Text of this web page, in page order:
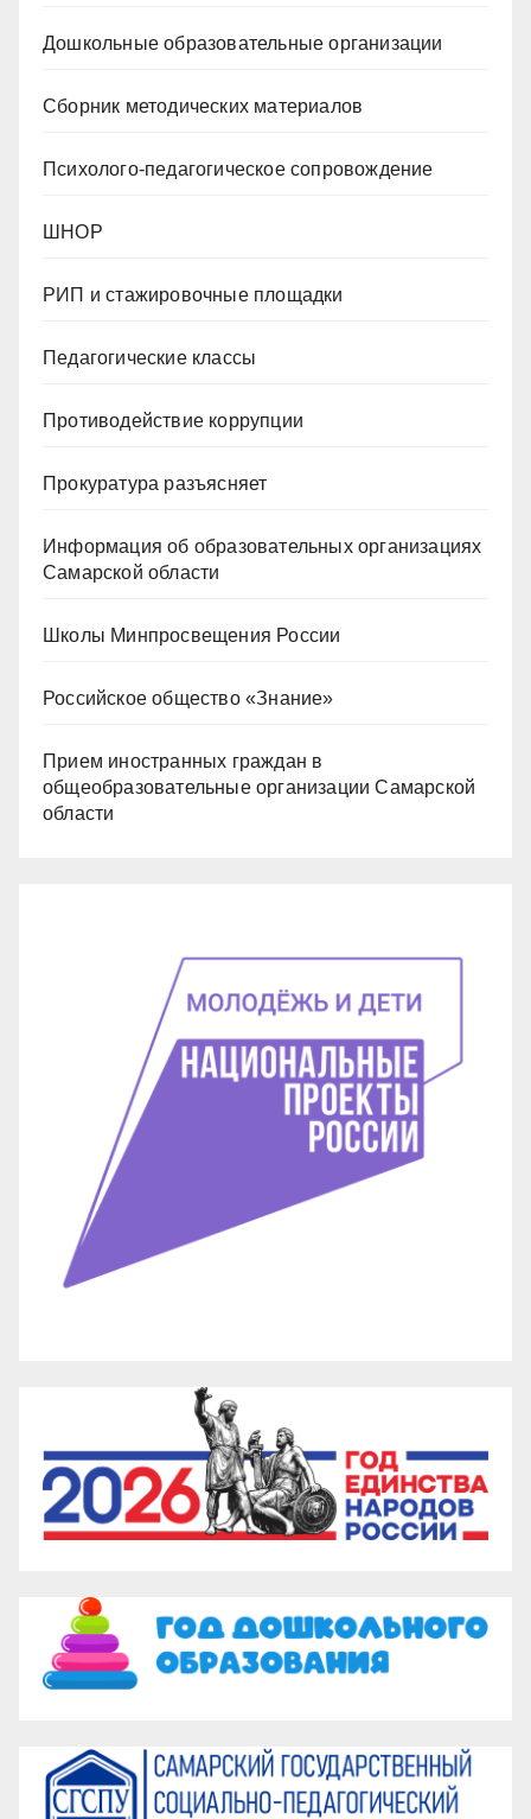
Дошкольные образовательные организации
Сборник методических материалов
Психолого-педагогическое сопровождение
ШНОР
РИП и стажировочные площадки
Педагогические классы
Противодействие коррупции
Прокуратура разъясняет
Информация об образовательных организациях
Самарской области
Школы Минпросвещения России
Российское общество «Знание»
Прием иностранных граждан в
общеобразовательные организации Самарской
области